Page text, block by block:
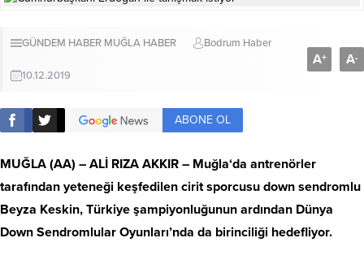
GÜNDEM HABER MUĞLA HABER Bodrum Haber
10.12.2019
A+ A-
ABONE OL
MUĞLA (AA) – ALİ RIZA AKKIR – Muğla‘da antrenörler
tarafından yeteneği keşfedilen cirit sporcusu down sendromlu
Beyza Keskin, Türkiye şampiyonluğunun ardından Dünya
Down Sendromlular Oyunları’nda da birinciliği hedefliyor.